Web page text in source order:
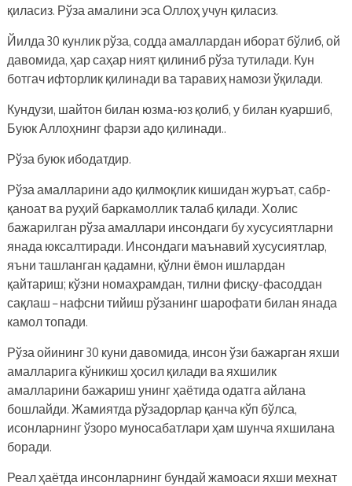
қиласиз. Рўза амалини эса Оллоҳ учун қиласиз.
Йилда 30 кунлик рўза, соддa амаллардан иборат бўлиб, ой
давомида, ҳар саҳар ният қилиниб рўза тутилади. Кун
ботгач ифторлик қилинади ва таравиҳ намози ўқилади.
Кундузи, шайтон билан юзма-юз қолиб, у билан куаршиб,
Буюк Аллоҳнинг фарзи адо қилинади..
Рўза буюк ибодатдир.
Рўза амалларини адо қилмоқлик кишидан журъат, сабр-
қаноат ва руҳий баркамоллик талаб қилади. Холис
бажарилган рўза амаллари инсондаги бу хусусиятларни
янада юксалтиради. Инсондаги маънавий хусусиятлар,
яъни ташланган қадамни, қўлни ёмон ишлардан
қайтариш; кўзни номаҳрамдан, тилни фисқу-фасоддан
сақлаш – нафсни тийиш рўзанинг шарофати билан янада
камол топади.
Рўза ойининг 30 куни давомида, инсон ўзи бажарган яхши
амалларига кўникиш ҳосил қилади ва яхшилик
амалларини бажариш унинг ҳаётида одатга айлана
бошлайди. Жамиятда рўзадорлар қанча кўп бўлса,
исонларнинг ўзоро муносабатлари ҳам шунча яхшилана
боради.
Реал ҳаётда инсонларнинг бундай жамоаси яхши мехнат